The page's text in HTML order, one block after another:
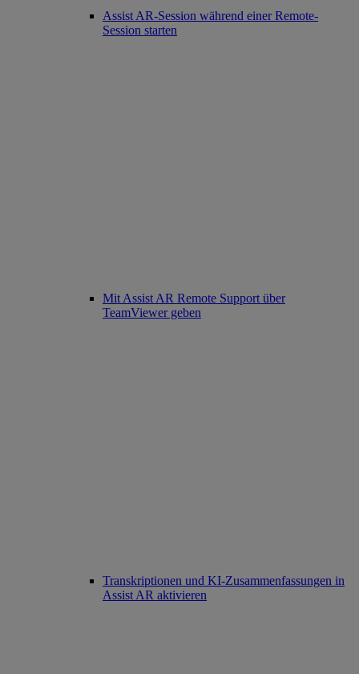
Assist AR-Session während einer Remote-
Session starten
Mit Assist AR Remote Support über
TeamViewer geben
Transkriptionen und KI-Zusammenfassungen in
Assist AR aktivieren